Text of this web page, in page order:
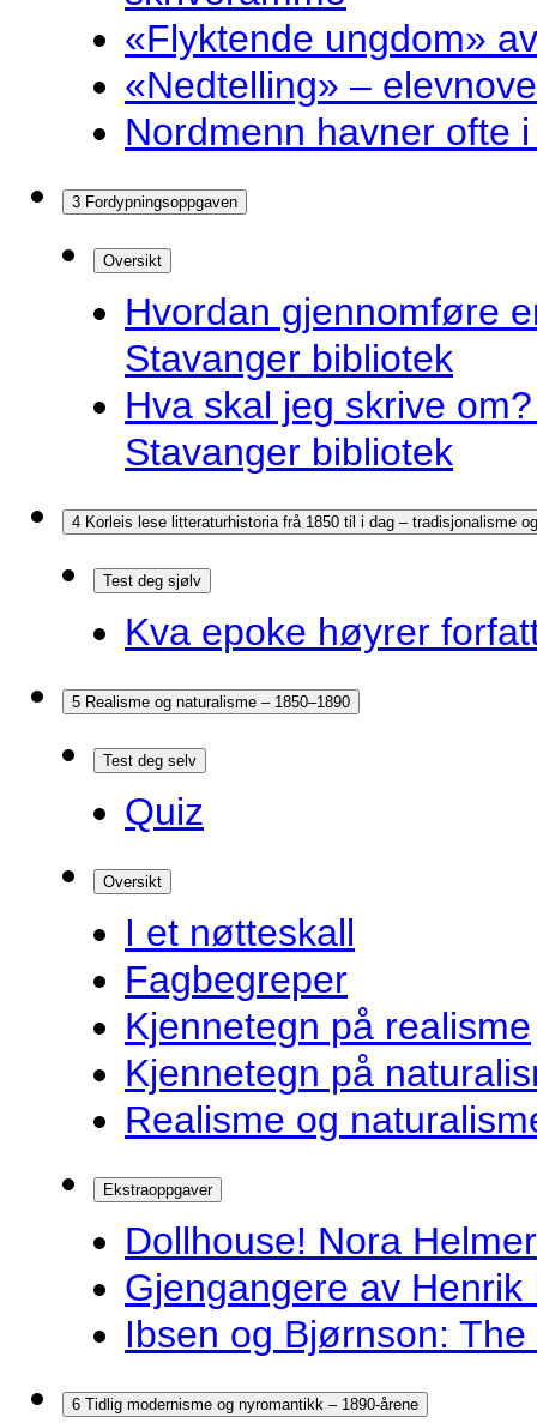
«Flyktende ungdom»
«Nedtelling» –
Nordmenn havner ofte
3 Fordypningsoppgaven
Oversikt
Hvordan gjennomføre
Stavanger bibliotek
Hva skal jeg skrive
Stavanger bibliotek
4 Korleis lese litteraturhistoria frå 1850 til i dag – tradisjonalisme
Test deg sjølv
Kva epoke høyrer
5 Realisme og naturalisme – 1850–1890
Test deg selv
Quiz
Oversikt
I et nøtteskall
Fagbegreper
Kjennetegn på realisme
Kjennetegn på
Realisme og
Ekstraoppgaver
Dollhouse! Nora
Gjengangere av
Ibsen og Bjørnson:
6 Tidlig modernisme og nyromantikk – 1890-årene